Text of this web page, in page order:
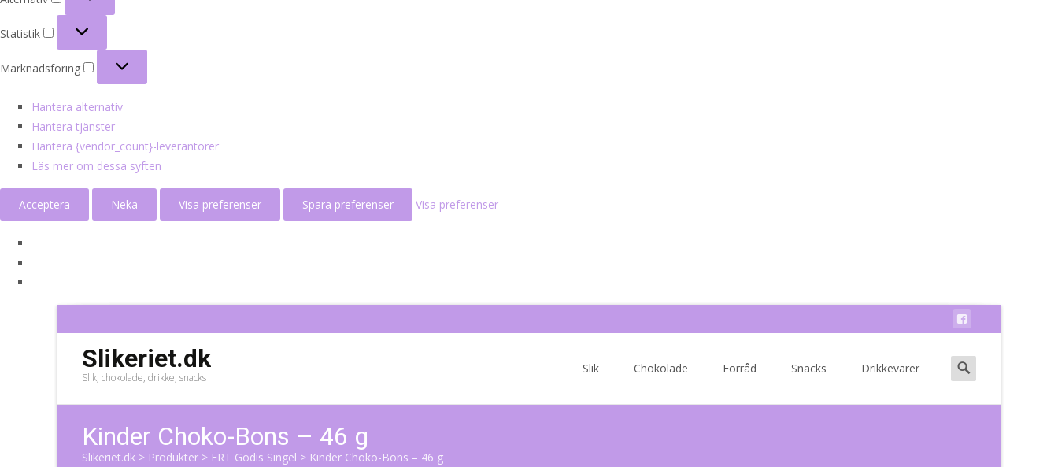
Statistik
Statistik
Marknadsföring
Marknadsföring
Hantera alternativ
Hantera tjänster
Hantera {vendor_count}-leverantörer
Läs mer om dessa syften
Acceptera Neka Visa preferenser Spara preferenser Visa preferenser
Slikeriet.dk
Slik, chokolade, drikke, snacks
Slik Chokolade Forråd Snacks Drikkevarer
Search
for:
Kinder Choko-Bons – 46 g
Slikeriet.dk > Produkter > ERT Godis Singel > Kinder Choko-Bons – 46 g